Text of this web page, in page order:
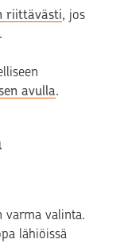
riittävästi, jos
avulla.
varma valinta.
lähiöissä